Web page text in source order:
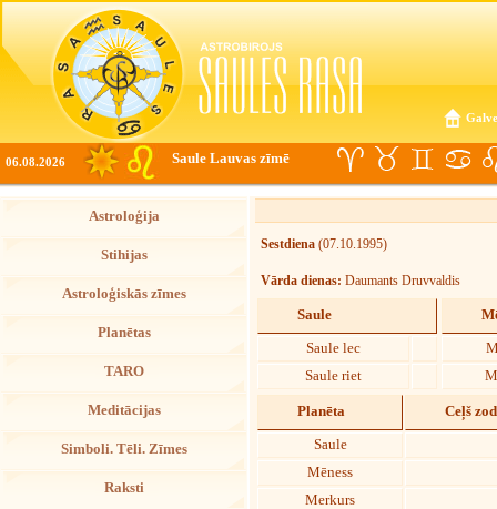
06.08.2026 Saule Lauvas zīmē
Astroloģija
Stihijas
Astroloģiskās zīmes
Planētas
TARO
Meditācijas
Simboli. Tēli. Zīmes
Raksti
Sestdiena (07.10.1995)
Vārda dienas: Daumants Druvvaldis
Saule
Saule lec
Saule riet
Planēta Ceļš
Saule
Mēness
Merkurs